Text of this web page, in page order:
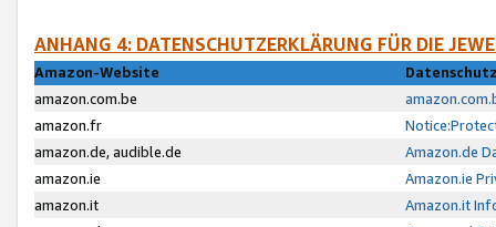
ANHANG 4: DATENSCHUTZERKLÄRUNG FÜR DIE
Amazon-Website
amazon.com.be
amazon.fr
amazon.de, audible.de
Amazon.de
amazon.ie
Amazon.ie
amazon.it
Amazon.it